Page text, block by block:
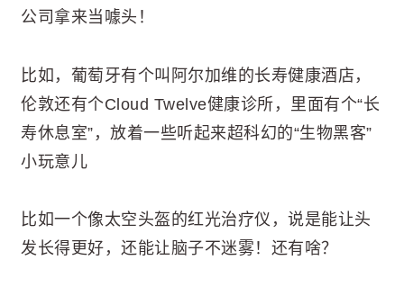
公司拿来当噱头！
比如，葡萄牙有个叫阿尔加维的长寿健康酒店，
伦敦还有个Cloud Twelve健康诊所，里面有个“长
寿休息室”，放着一些听起来超科幻的“生物黑客”
小玩意儿
比如一个像太空头盔的红光治疗仪，说是能让头
发长得更好，还能让脑子不迷雾！还有啥？